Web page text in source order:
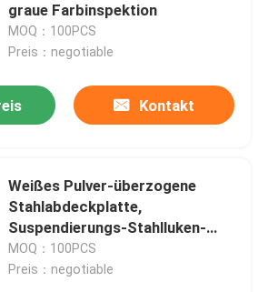
graue Farbinspektion
MOQ：100PCS
Preis：negotiable
Kontakt
Weißes Pulver-überzogene
Stahlabdeckplatte,
Suspendierungs-Stahlluken-
schwere Falltür
MOQ：100PCS
Preis：negotiable